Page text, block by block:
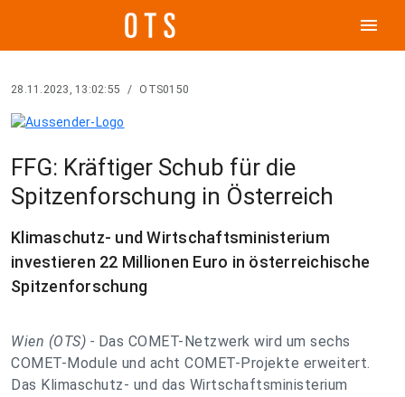
menu
28.11.2023, 13:02:55 / OTS0150
FFG: Kräftiger Schub für die
Spitzenforschung in Österreich
Klimaschutz- und Wirtschaftsministerium
investieren 22 Millionen Euro in österreichische
Spitzenforschung
Wien (OTS) - Das COMET-Netzwerk wird um sechs
COMET-Module und acht COMET-Projekte erweitert.
Das Klimaschutz- und das Wirtschaftsministerium